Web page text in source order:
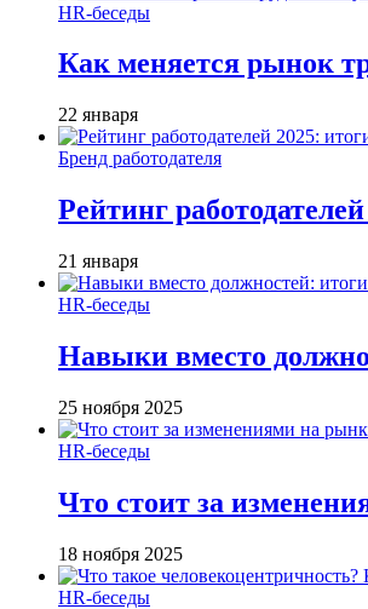
HR-беседы
Как меняется рынок
22 января
Бренд работодателя
Рейтинг
21 января
HR-беседы
Навыки вместо
25 ноября 2025
HR-беседы
Что стоит за
18 ноября 2025
HR-беседы